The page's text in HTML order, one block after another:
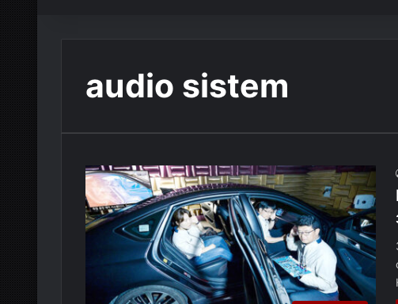
audio sistem